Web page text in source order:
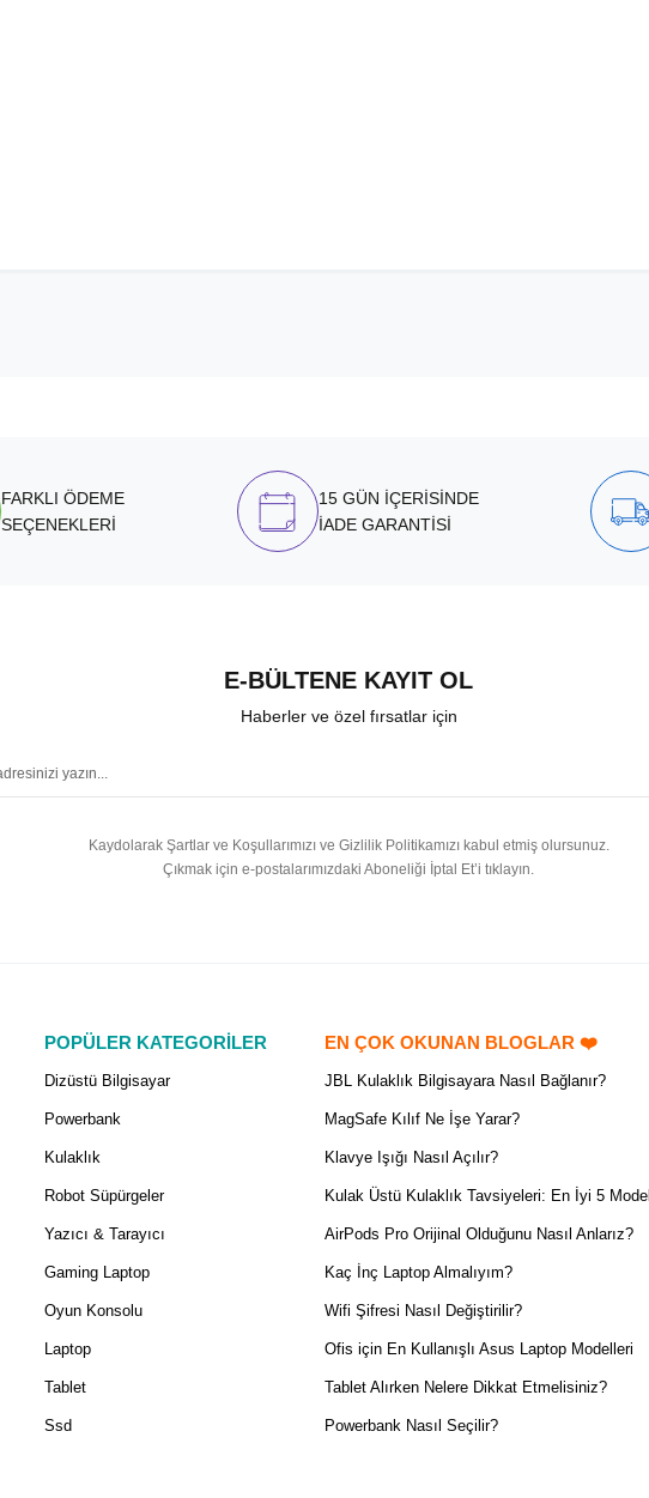
FARKLI ÖDEME
SEÇENEKLERİ
15 GÜN İÇERİSİNDE
İADE GARANTİSİ
E-BÜLTENE KAYIT OL
Haberler ve özel fırsatlar için
Kaydolarak Şartlar ve Koşullarımızı ve Gizlilik Politikamızı kabul etmiş olursunuz.
Çıkmak için e-postalarımızdaki Aboneliği İptal Et’i tıklayın.
POPÜLER KATEGORİLER
Dizüstü Bilgisayar
Powerbank
Kulaklık
Robot Süpürgeler
Yazıcı & Tarayıcı
Gaming Laptop
Oyun Konsolu
Laptop
Tablet
Ssd
EN ÇOK OKUNAN BLOGLAR ❤️
JBL Kulaklık Bilgisayara Nasıl Bağlanır?
MagSafe Kılıf Ne İşe Yarar?
Klavye Işığı Nasıl Açılır?
Kulak Üstü Kulaklık Tavsiyeleri: En İyi 5 Model
AirPods Pro Orijinal Olduğunu Nasıl Anlarız?
Kaç İnç Laptop Almalıyım?
Wifi Şifresi Nasıl Değiştirilir?
Ofis için En Kullanışlı Asus Laptop Modelleri
Tablet Alırken Nelere Dikkat Etmelisiniz?
Powerbank Nasıl Seçilir?